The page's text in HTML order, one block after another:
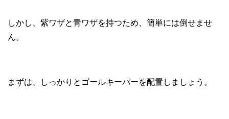
しかし、紫ワザと青ワザを持つため、簡単には倒せませ
ん。
まずは、しっかりとゴールキーパーを配置しましょう。